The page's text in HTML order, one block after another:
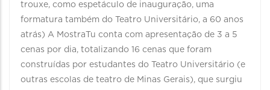
trouxe, como espetáculo de inauguração, uma
formatura também do Teatro Universitário, a 60 anos
atrás) A MostraTu conta com apresentação de 3 a 5
cenas por dia, totalizando 16 cenas que foram
construídas por estudantes do Teatro Universitário (e
outras escolas de teatro de Minas Gerais), que surgiu